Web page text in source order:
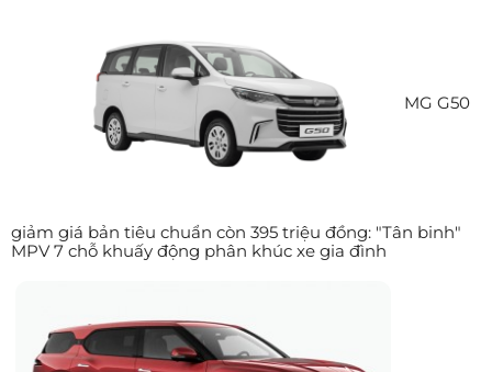
MG G50
giảm giá bản tiêu chuẩn còn 395 triệu đồng: "Tân binh"
MPV 7 chỗ khuấy động phân khúc xe gia đình